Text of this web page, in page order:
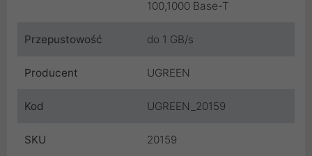
100,1000 Base-T
Przepustowość do 1 GB/s
Producent UGREEN
Kod UGREEN_20159
SKU 20159